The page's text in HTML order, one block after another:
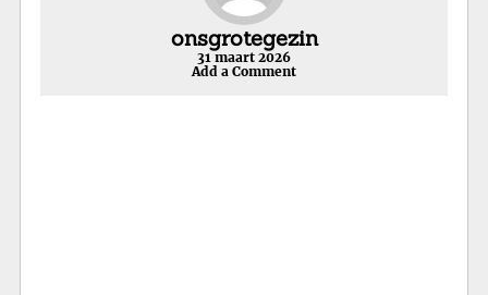
onsgrotegezin
31 maart 2026
Add a Comment